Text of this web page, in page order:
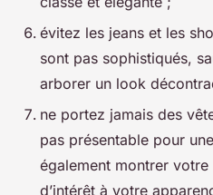
évitez les jeans et les
sont pas sophistiqués,
arborer un look
ne portez jamais des
pas présentable pour
également montrer
d’intérêt à votre